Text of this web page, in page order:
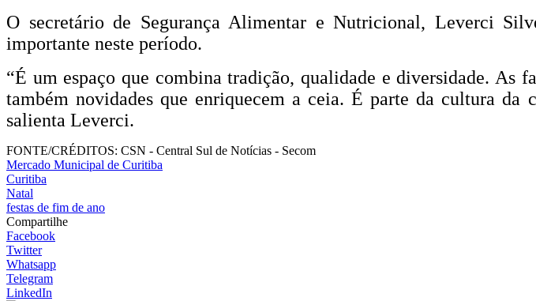
O secretário de Segurança Alimentar e Nutricional, Leverci
importante neste período.
“É um espaço que combina tradição, qualidade e diversidade. As
também novidades que enriquecem a ceia. É parte da cultura da
salienta Leverci.
FONTE/CRÉDITOS: CSN - Central Sul de Notícias - Secom
Mercado Municipal de Curitiba
Curitiba
Natal
festas de fim de ano
Compartilhe
Facebook
Twitter
Whatsapp
Telegram
LinkedIn